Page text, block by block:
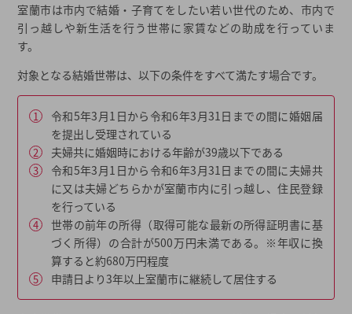
室蘭市は市内で結婚・子育てをしたい若い世代のため、市内で
引っ越しや新生活を行う世帯に家賃などの助成を行っていま
す。
対象となる結婚世帯は、以下の条件をすべて満たす場合です。
令和5年3月1日から令和6年3月31日までの間に婚姻届
を提出し受理されている
夫婦共に婚姻時における年齢が39歳以下である
令和5年3月1日から令和6年3月31日までの間に夫婦共
に又は夫婦どちらかが室蘭市内に引っ越し、住民登録
を行っている
世帯の前年の所得（取得可能な最新の所得証明書に基
づく所得）の合計が500万円未満である。※年収に換
算すると約680万円程度
申請日より3年以上室蘭市に継続して居住する